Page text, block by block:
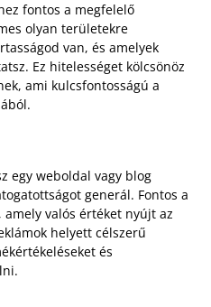
fontos a megfelelő
olyan területekre
van, és amelyek
Ez hitelességet kölcsönöz
ami kulcsfontosságú a
egy weboldal vagy blog
generál. Fontos a
valós értéket nyújt az
helyett célszerű
és